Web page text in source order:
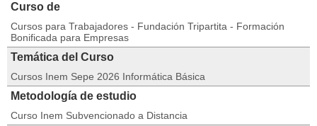
Curso de
Cursos para Trabajadores - Fundación Tripartita - Formación
Bonificada para Empresas
Temática del Curso
Cursos Inem Sepe 2026 Informática Básica
Metodología de estudio
Curso Inem Subvencionado a Distancia